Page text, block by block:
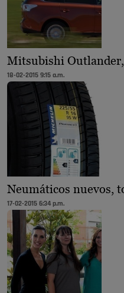
Mitsubishi
18-02-2015 9:15 a.m.
Neumáticos nuevos,
17-02-2015 6:34 p.m.